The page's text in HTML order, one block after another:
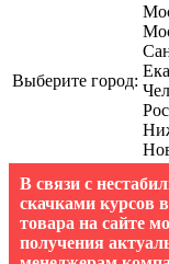
Выберите город:
В связи с
скачками курсов
товара на сайте
получения